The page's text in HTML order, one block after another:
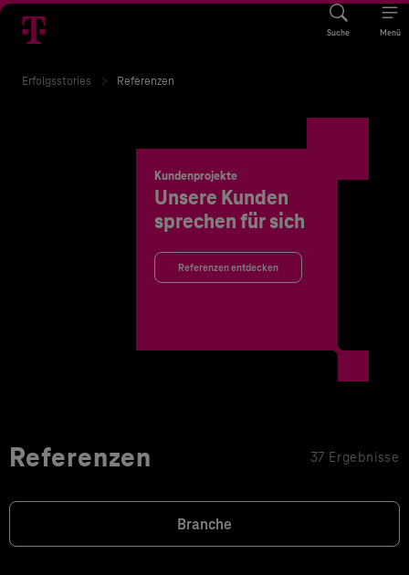
Suche Menü
Erfolgsstories Referenzen
Kundenprojekte
Unsere Kunden
sprechen für sich
Referenzen entdecken
Referenzen 37 Ergebnisse
Branche